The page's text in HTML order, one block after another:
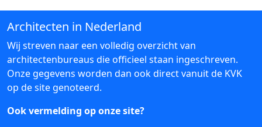
Architecten in Nederland
Wij streven naar een volledig overzicht van
architectenbureaus die officieel staan ingeschreven.
Onze gegevens worden dan ook direct vanuit de KVK
op de site genoteerd.
Ook vermelding op onze site?